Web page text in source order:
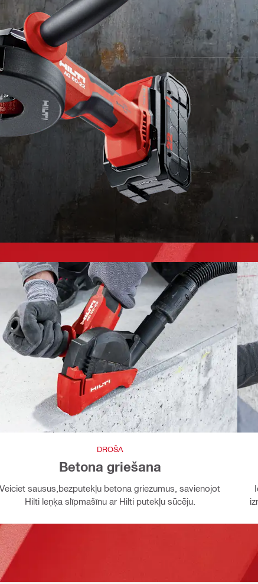
DROŠA
Betona griešana
Veiciet sausus,bezputekļu betona griezumus, savienojot
Hilti leņķa slīpmašīnu ar Hilti putekļu sūcēju.